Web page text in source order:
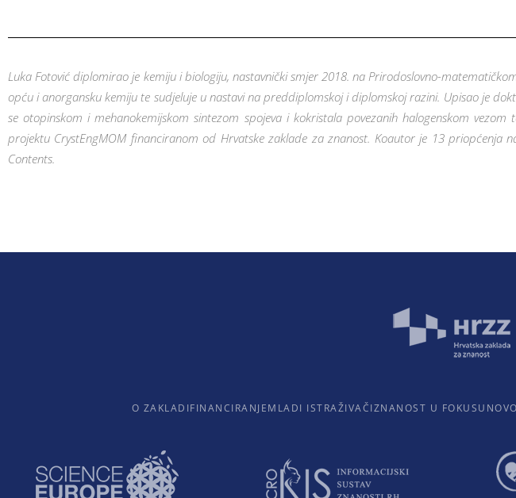
Luka Fotović diplomirao je kemiju i biologiju, nastavnički smjer 2018. na Prirodoslovno-
opću i anorgansku kemiju te sudjeluje u nastavi na preddiplomskoj i diplomskoj razini. Upisao je
se otopinskom i mehanokemijskom sintezom spojeva i kokristala povezanih halogenskom
projektu CrystEngMOM financiranom od Hrvatske zaklade za znanost. Koautor je 13
Contents.
O ZAKLADIFINANCIRANJEMLADI ISTRAŽIVAČIZNANOST U FOKUSU